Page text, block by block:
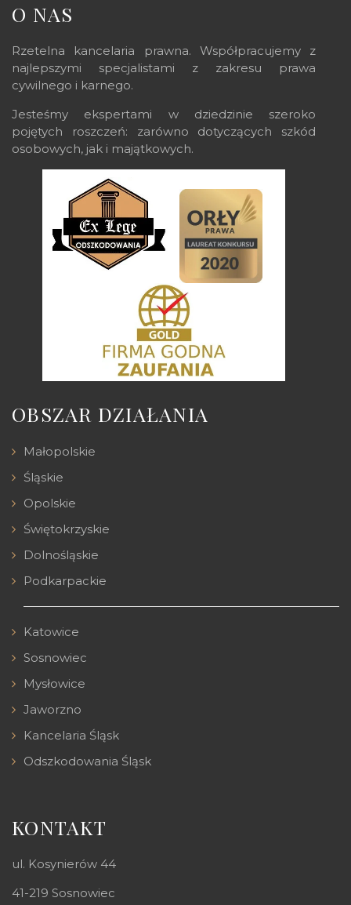
O NAS
Rzetelna kancelaria prawna. Współpracujemy z
najlepszymi specjalistami z zakresu prawa
cywilnego i karnego.
Jesteśmy ekspertami w dziedzinie szeroko
pojętych roszczeń: zarówno dotyczących szkód
osobowych, jak i majątkowych.
OBSZAR DZIAŁANIA
Małopolskie
Śląskie
Opolskie
Świętokrzyskie
Dolnośląskie
Podkarpackie
Katowice
Sosnowiec
Mysłowice
Jaworzno
Kancelaria Śląsk
Odszkodowania Śląsk
KONTAKT
ul. Kosynierów 44
41-219 Sosnowiec